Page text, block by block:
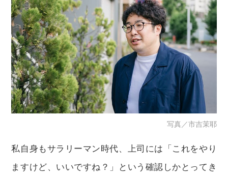
写真／市吉茉耶
私自身もサラリーマン時代、上司には「これをやり
ますけど、いいですね？」という確認しかとってき